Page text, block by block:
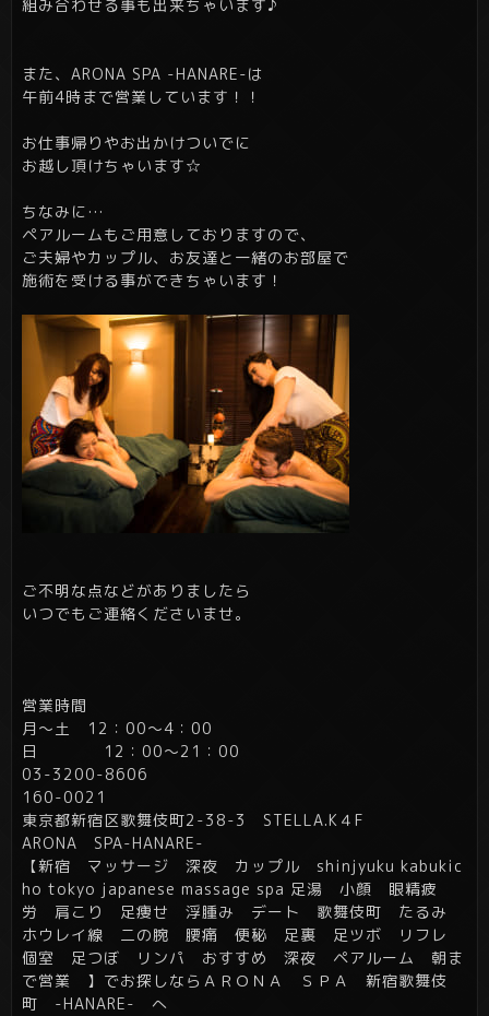
組み合わせる事も出来ちゃいます♪
また、ARONA SPA -HANARE-は
午前4時まで営業しています！！
お仕事帰りやお出かけついでに
お越し頂けちゃいます☆
ちなみに…
ペアルームもご用意しておりますので、
ご夫婦やカップル、お友達と一緒のお部屋で
施術を受ける事ができちゃいます！
ご不明な点などがありましたら
いつでもご連絡くださいませ。
営業時間
月～土 12：00～4：00
日 12：00～21：00
03-3200-8606
160-0021
東京都新宿区歌舞伎町2-38-3 STELLA.K４F
ARONA SPA-HANARE-
【新宿 マッサージ 深夜 カップル shinjyuku kabukic
ho tokyo japanese massage spa 足湯 小顔 眼精疲
労 肩こり 足痩せ 浮腫み デート 歌舞伎町 たるみ
ホウレイ線 二の腕 腰痛 便秘 足裏 足ツボ リフレ
個室 足つぼ リンパ おすすめ 深夜 ペアルーム 朝ま
で営業 】でお探しならＡＲＯＮＡ ＳＰＡ 新宿歌舞伎
町 -HANARE- へ